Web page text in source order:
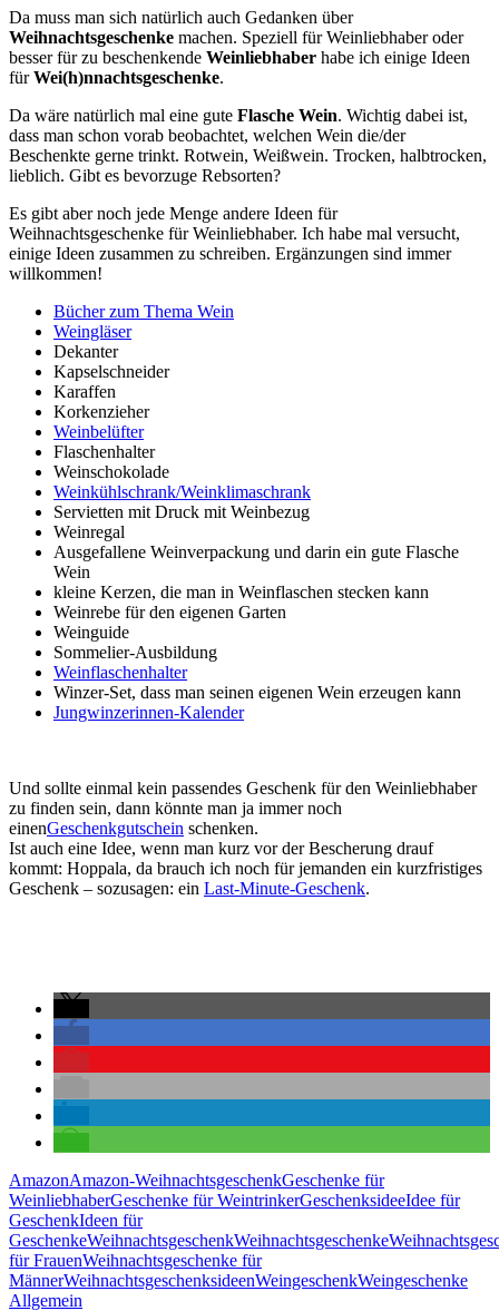
Da muss man sich natürlich auch Gedanken über
Weihnachtsgeschenke machen. Speziell für Weinliebhaber oder
besser für zu beschenkende Weinliebhaber habe ich einige Ideen
fürWei(h)nnachtsgeschenke.
Da wäre natürlich mal eine gute Flasche Wein. Wichtig dabei ist,
dass man schon vorab beobachtet, welchen Wein die/der
Beschenkte gerne trinkt. Rotwein, Weißwein. Trocken, halbtrocken,
lieblich. Gibt es bevorzuge Rebsorten?
Es gibt aber noch jede Menge andere Ideen für
Weihnachtsgeschenke für Weinliebhaber. Ich habe mal versucht,
einige Ideen zusammen zu schreiben. Ergänzungen sind immer
willkommen!
Bücher zum Thema Wein
Weingläser
Dekanter
Kapselschneider
Karaffen
Korkenzieher
Weinbelüfter
Flaschenhalter
Weinschokolade
Weinkühlschrank/Weinklimaschrank
Servietten mit Druck mit Weinbezug
Weinregal
Ausgefallene Weinverpackung und darin ein gute Flasche
Wein
kleine Kerzen, die man in Weinflaschen stecken kann
Weinrebe für den eigenen Garten
Weinguide
Sommelier-Ausbildung
Weinflaschenhalter
Winzer-Set, dass man seinen eigenen Wein erzeugen kann
Jungwinzerinnen-Kalender
Und sollte einmal kein passendes Geschenk für den Weinliebhaber
zu finden sein, dann könnte man ja immer noch
einenGeschenkgutschein schenken.
Ist auch eine Idee, wenn man kurz vor der Bescherung drauf
kommt: Hoppala, da brauch ich noch für jemanden ein kurzfristiges
Geschenk – sozusagen: ein Last-Minute-Geschenk.
AmazonAmazon-WeihnachtsgeschenkGeschenke für
WeinliebhaberGeschenke für WeintrinkerGeschenksideeIdee für
GeschenkIdeen für
GeschenkeWeihnachtsgeschenkWeihnachtsgeschenke
für FrauenWeihnachtsgeschenke für
MännerWeihnachtsgeschenksideenWeingeschenkWeingeschenke
Allgemein